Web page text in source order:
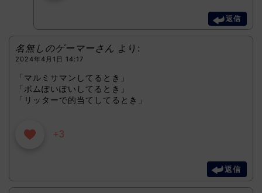
返信
名無しのゲーマーさん より:
2024年4月1日 14:17
「マルミサマンしてるとき」
「ボムぽいぽいしてるとき」
「リッターで的当てしてるとき」
+3
返信